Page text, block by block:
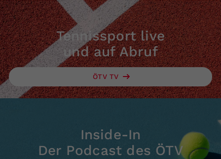
Tennissport live
und auf Abruf
ÖTV TV
Inside-In
Der Podcast des ÖTV